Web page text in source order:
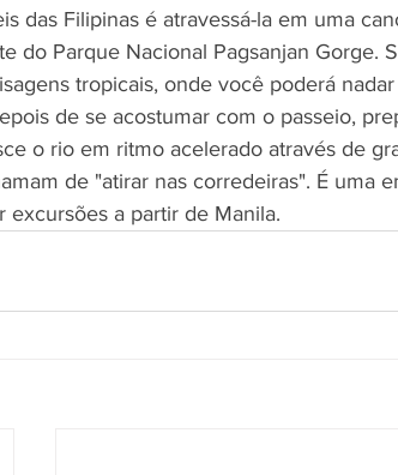
das Filipinas é atravessá-la em uma
do Parque Nacional Pagsanjan Gorge.
tropicais, onde você poderá
de se acostumar com o passeio,
o rio em ritmo acelerado através de
de "atirar nas corredeiras". É uma
excursões a partir de Manila.